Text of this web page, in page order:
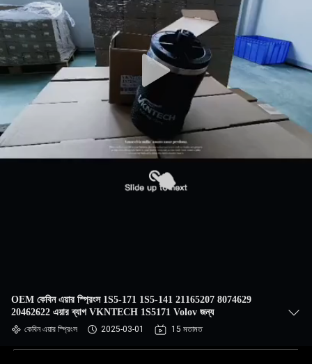
OEM কেবিন এয়ার স্প্রিংস 1S5-171 1S5-141 21165207 8074629
20462622 এয়ার ব্যাগ VKNTECH 1S5171 Volov জন্য
কেবিন এয়ার স্প্রিংস 2025-03-01 15 মতামত